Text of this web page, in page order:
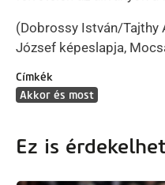
(Dobrossy István/Tajthy
József képeslapja,
Címkék
Akkor és most
Ez is érdekelhet